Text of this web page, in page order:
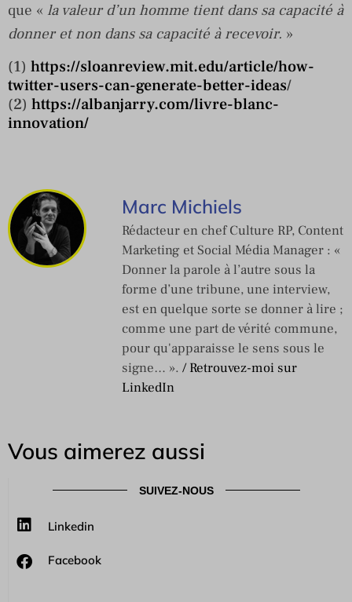
que « la valeur d’un homme tient dans sa capacité à
donner et non dans sa capacité à recevoir. »
(1) https://sloanreview.mit.edu/article/how-
twitter-users-can-generate-better-ideas/
(2) https://albanjarry.com/livre-blanc-
innovation/
Marc Michiels
Rédacteur en chef Culture RP, Content
Marketing et Social Média Manager : «
Donner la parole à l’autre sous la
forme d’une tribune, une interview,
est en quelque sorte se donner à lire ;
comme une part de vérité commune,
pour qu'apparaisse le sens sous le
signe… ». / Retrouvez-moi sur
LinkedIn
Vous aimerez aussi
SUIVEZ-NOUS
Linkedin
Facebook